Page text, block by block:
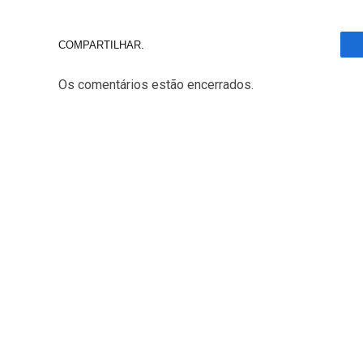
COMPARTILHAR.
Os comentários estão encerrados.